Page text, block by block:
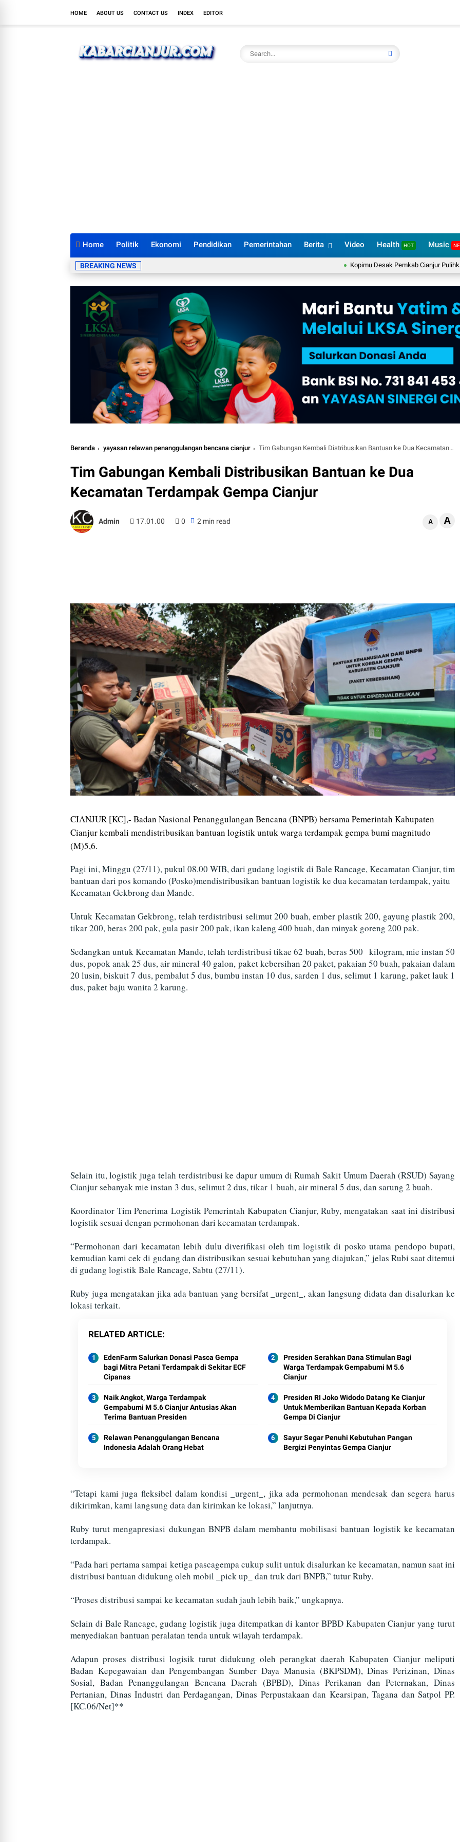
HOME ABOUT US CONTACT US INDEX EDITOR
Home Politik Ekonomi Pendidikan Pemerintahan Berita Video Health HOT Music
BREAKING NEWS Kopimu Desak Pemkab Cianjur Pulihkan
Beranda yayasan relawan penanggulangan bencana cianjur Tim Gabungan Kembali Distribusikan Bantuan ke Dua Kecamatan Terdampak Gempa Cianjur
Tim Gabungan Kembali Distribusikan Bantuan ke Dua
Kecamatan Terdampak Gempa Cianjur
Admin 17.01.00 0 2 min read A A
CIANJUR [KC],- Badan Nasional Penanggulangan Bencana (BNPB) bersama Pemerintah Kabupaten
Cianjur kembali mendistribusikan bantuan logistik untuk warga terdampak gempa bumi magnitudo
(M)5,6.
Pagi ini, Minggu (27/11), pukul 08.00 WIB, dari gudang logistik di Bale Rancage, Kecamatan Cianjur, tim
bantuan dari pos komando (Posko)mendistribusikan bantuan logistik ke dua kecamatan terdampak, yaitu
Kecamatan Gekbrong dan Mande.
Untuk Kecamatan Gekbrong, telah terdistribusi selimut 200 buah, ember plastik 200, gayung plastik 200,
tikar 200, beras 200 pak, gula pasir 200 pak, ikan kaleng 400 buah, dan minyak goreng 200 pak.
Sedangkan untuk Kecamatan Mande, telah terdistribusi tikae 62 buah, beras 500 kilogram, mie instan 50
dus, popok anak 25 dus, air mineral 40 galon, paket kebersihan 20 paket, pakaian 50 buah, pakaian dalam
20 lusin, biskuit 7 dus, pembalut 5 dus, bumbu instan 10 dus, sarden 1 dus, selimut 1 karung, paket lauk 1
dus, paket baju wanita 2 karung.
Selain itu, logistik juga telah terdistribusi ke dapur umum di Rumah Sakit Umum Daerah (RSUD) Sayang
Cianjur sebanyak mie instan 3 dus, selimut 2 dus, tikar 1 buah, air mineral 5 dus, dan sarung 2 buah.
Koordinator Tim Penerima Logistik Pemerintah Kabupaten Cianjur, Ruby, mengatakan saat ini distribusi
logistik sesuai dengan permohonan dari kecamatan terdampak.
“Permohonan dari kecamatan lebih dulu diverifikasi oleh tim logistik di posko utama pendopo bupati,
kemudian kami cek di gudang dan distribusikan sesuai kebutuhan yang diajukan,” jelas Rubi saat ditemui
di gudang logistik Bale Rancage, Sabtu (27/11).
Ruby juga mengatakan jika ada bantuan yang bersifat _urgent_, akan langsung didata dan disalurkan ke
lokasi terkait.
RELATED ARTICLE
EdenFarm Salurkan Donasi Pasca Gempa
bagi Mitra Petani Terdampak di Sekitar ECF
Cipanas
Presiden Serahkan Dana Stimulan Bagi
Warga Terdampak Gempabumi M 5.6
Cianjur
Naik Angkot, Warga Terdampak
Gempabumi M 5.6 Cianjur Antusias Akan
Terima Bantuan Presiden
Presiden RI Joko Widodo Datang Ke Cianjur
Untuk Memberikan Bantuan Kepada Korban
Gempa Di Cianjur
Relawan Penanggulangan Bencana
Indonesia Adalah Orang Hebat
Sayur Segar Penuhi Kebutuhan Pangan
Bergizi Penyintas Gempa Cianjur
“Tetapi kami juga fleksibel dalam kondisi _urgent_, jika ada permohonan mendesak dan segera harus
dikirimkan, kami langsung data dan kirimkan ke lokasi,” lanjutnya.
Ruby turut mengapresiasi dukungan BNPB dalam membantu mobilisasi bantuan logistik ke kecamatan
terdampak.
“Pada hari pertama sampai ketiga pascagempa cukup sulit untuk disalurkan ke kecamatan, namun saat ini
distribusi bantuan didukung oleh mobil _pick up_ dan truk dari BNPB,” tutur Ruby.
“Proses distribusi sampai ke kecamatan sudah jauh lebih baik,” ungkapnya.
Selain di Bale Rancage, gudang logistik juga ditempatkan di kantor BPBD Kabupaten Cianjur yang turut
menyediakan bantuan peralatan tenda untuk wilayah terdampak.
Adapun proses distribusi logisik turut didukung oleh perangkat daerah Kabupaten Cianjur meliputi
Badan Kepegawaian dan Pengembangan Sumber Daya Manusia (BKPSDM), Dinas Perizinan, Dinas
Sosial, Badan Penanggulangan Bencana Daerah (BPBD), Dinas Perikanan dan Peternakan, Dinas
Pertanian, Dinas Industri dan Perdagangan, Dinas Perpustakaan dan Kearsipan, Tagana dan Satpol PP.
[KC.06/Net]**